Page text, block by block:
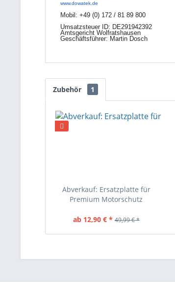
www.dowatek.de
Mobil: +49 (0) 172 / 81 89 800
Umsatzsteuer ID: DE291942392
Amtsgericht Wolfratshausen
Geschäftsführer: Martin Dosch
Zubehör 1
Abverkauf: Ersatzplatte für
Premium Motorschutz
Umlenkungsschutz
ab 12,90 € * 49,99 € *